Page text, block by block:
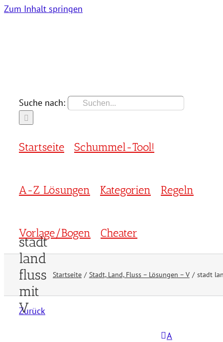
Zum Inhalt springen
Suche nach:
Startseite Schummel-Tool!
A-Z Lösungen Kategorien Regeln
Vorlage/Bogen Cheater
stadt
land
fluss
mit
V
Startseite Stadt, Land, Fluss – Lösungen – V stadt
Zurück
A